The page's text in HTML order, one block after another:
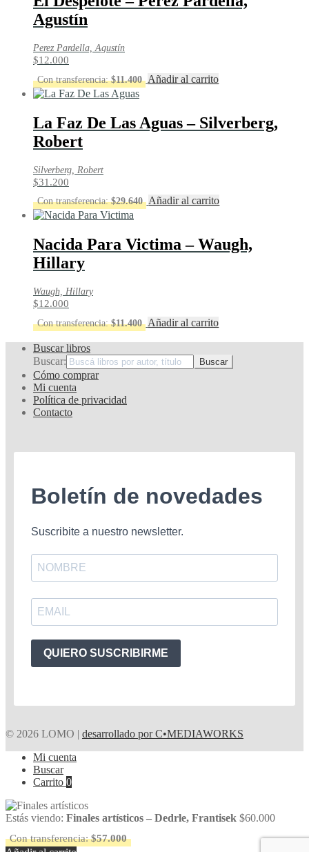
Agustín
Perez Pardella, Agustín
$12.000
Con transferencia:$11.400 Añadir al carrito
La Faz De Las Aguas – Silverberg,
Robert
Silverberg, Robert
$31.200
Con transferencia:$29.640 Añadir al carrito
Nacida Para Victima – Waugh,
Hillary
Waugh, Hillary
$12.000
Con transferencia:$11.400 Añadir al carrito
Buscar libros
Buscar:
Cómo comprar
Mi cuenta
Política de privacidad
Contacto
Boletín de novedades
Suscribite a nuestro newsletter.
QUIERO SUSCRIBIRME
© 2026 LOMO | desarrollado por C•MEDIAWORKS
Mi cuenta
Buscar
Carrito 0
Estás viendo: Finales artísticos – Dedrle, Frantisek $60.000
Con transferencia:$57.000